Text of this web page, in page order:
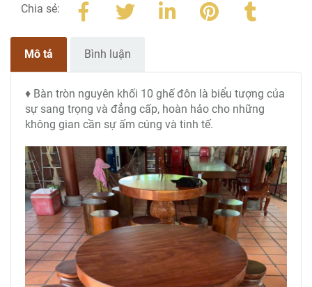
Chia sẻ:
Mô tả Bình luận
♦ Bàn tròn nguyên khối 10 ghế đôn là biểu tượng của
sự sang trọng và đẳng cấp, hoàn hảo cho những
không gian cần sự ấm cúng và tinh tế.